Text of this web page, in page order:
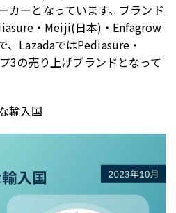
カーとなっています。ブランド
・Meiji(日本)・Enfagrow
、LazadaではPediasure・
の売り上げブランドとなって
輸入国